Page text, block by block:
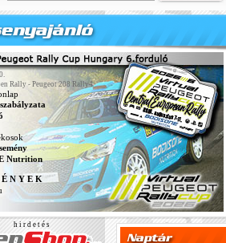
Rally - Peugeot 208 Rally4
Nutrition
É N Y E K
h i r d e t é s